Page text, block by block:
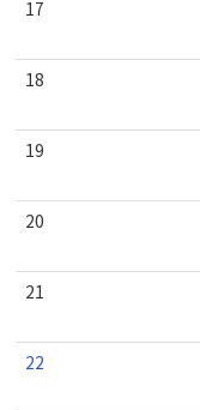
17
18
19
20
21
22